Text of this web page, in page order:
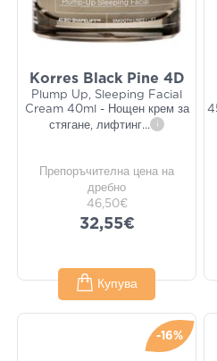
Korres Black Pine 4D
Plump Up, Sleeping Facial
Cream 40ml - Нощен крем за
стягане, лифтинг... i
Препоръчителна цена на
дребно
46,50€
32,55€
Купува
-16%